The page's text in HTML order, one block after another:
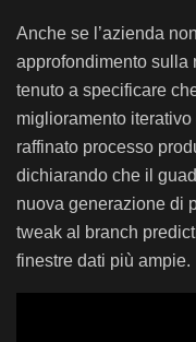
Anche se l’azienda
approfondimento sulla
tenuto a specificare
miglioramento
raffinato processo
dichiarando che il
nuova generazione di
tweak al branch
finestre dati più ampie.